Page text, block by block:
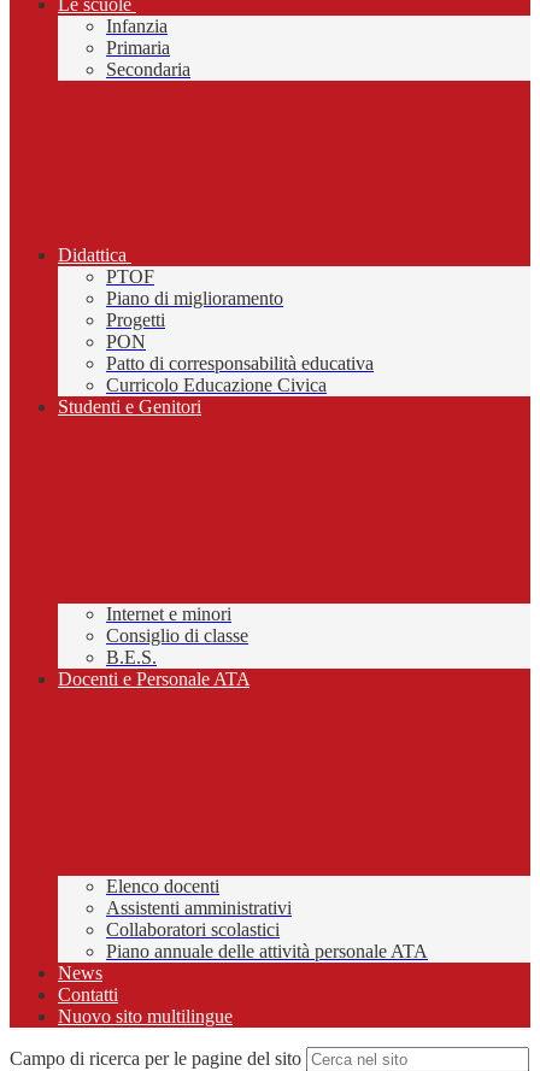
Le scuole
Infanzia
Primaria
Secondaria
Didattica
PTOF
Piano di miglioramento
Progetti
PON
Patto di corresponsabilità educativa
Curricolo Educazione Civica
Studenti e Genitori
Internet e minori
Consiglio di classe
B.E.S.
Docenti e Personale ATA
Elenco docenti
Assistenti amministrativi
Collaboratori scolastici
Piano annuale delle attività personale ATA
News
Contatti
Nuovo sito multilingue
Campo di ricerca per le pagine del sito